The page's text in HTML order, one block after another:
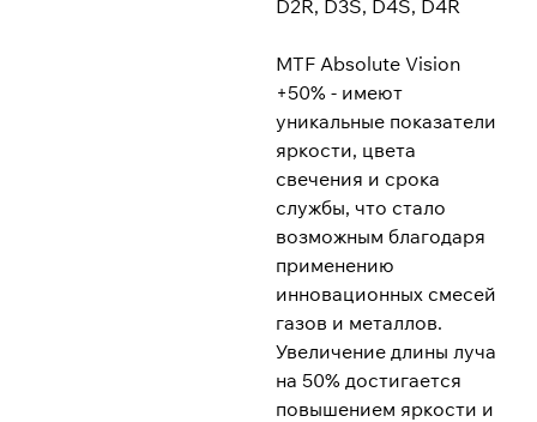
D2R, D3S, D4S, D4R
MTF Absolute Vision
+50% - имеют
уникальные показатели
яркости, цвета
свечения и срока
службы, что стало
возможным благодаря
применению
инновационных смесей
газов и металлов.
Увеличение длины луча
на 50% достигается
повышением яркости и